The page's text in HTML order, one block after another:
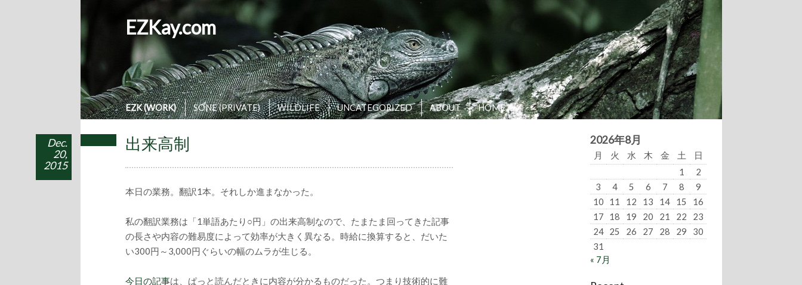
EZKay.com
EZK (WORK) SONE (PRIVATE) WILDLIFE UNCATEGORIZED ABOUT HOME
出来高制
Dec.
20,
2015
本日の業務。翻訳1本。それしか進まなかった。
私の翻訳業務は「1単語あたり○円」の出来高制なので、たまたま回ってきた記事
の長さや内容の難易度によって効率が大きく異なる。時給に換算すると、だいた
い300円～3,000円ぐらいの幅のムラが生じる。
今日の記事は、ぱっと読んだときに内容が分かるものだった。つまり技術的に難
2026年8月
月 火 水 木 金 土
日
1
2
3
4 5 6 7 8
9
10
11 12 13 14 15
16
17
18 19 20 21 22
23
24 25 26 27 28 29
30
31
« 7月